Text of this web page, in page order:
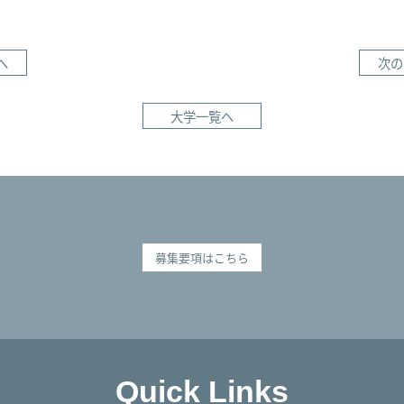
次
大学一覧へ
募集要項はこちら
Quick Links